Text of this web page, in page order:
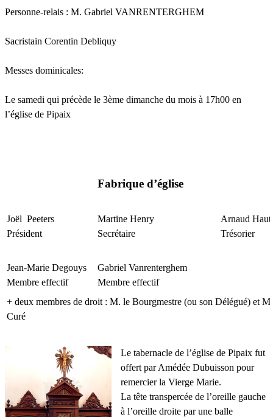
Personne-relais : M. Gabriel VANRENTERGHEM
Sacristain Corentin Debliquy
Messes dominicales:
Le samedi qui précède le 3ème dimanche du mois à 17h00 en
l’église de Pipaix
Fabrique d’église
Joël Peeters
Président
Martine Henry
Secrétaire
Arnaud
Trésorier
Jean-Marie Degouys
Membre effectif
Gabriel Vanrenterghem
Membre effectif
+ deux membres de droit : M. le Bourgmestre (ou son Délégué) et
Curé
Le tabernacle de l’église de Pipaix fut
offert par Amédée Dubuisson pour
remercier la Vierge Marie.
La tête transpercée de l’oreille gauche
à l’oreille droite par une balle